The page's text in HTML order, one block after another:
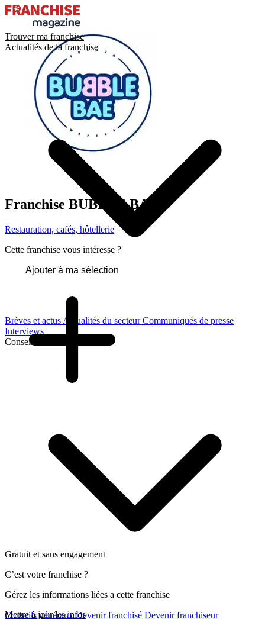
Trouver ma franchise
Actualités de la franchise
Brèves et actus Actualités du secteurCommuniqués de presse
Interviews
Conseils et Guides
Conseils générauxDevenir franchisé Devenir franchiseur
Franchise BUBBLE BAE
Restauration, cafés, hôtellerie
Cette franchise vous intéresse ?
Ajouter à ma sélection
Gratuit et sans engagement
C’est votre franchise ?
Gérez les informations liées a cette franchise
Mettre à jour les infos